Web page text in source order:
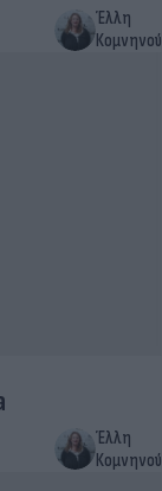
Έλλη
Κομνηνού
Έλλη
Κομνηνού